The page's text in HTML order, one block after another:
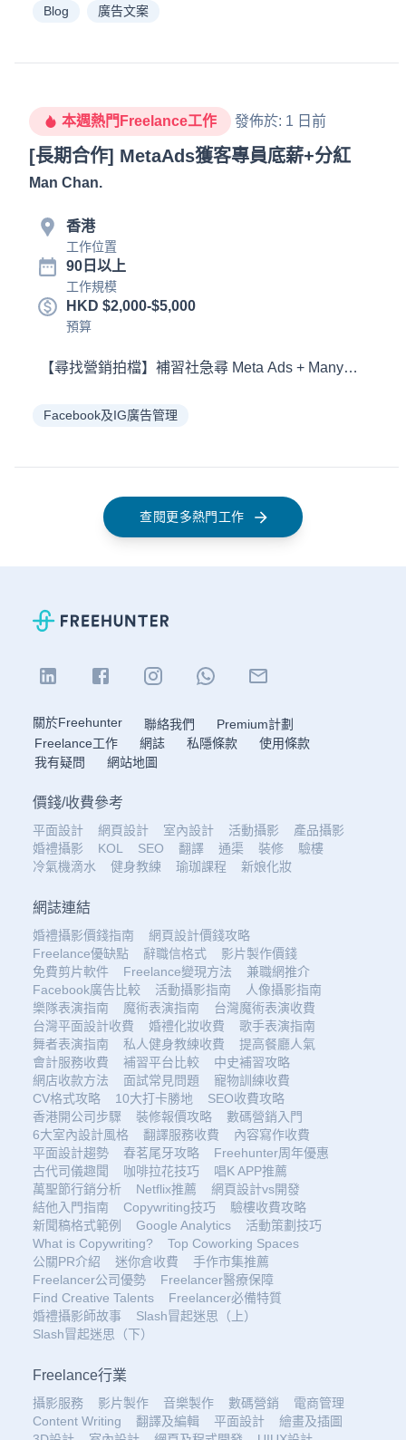
Blog 廣告文案
本週熱門Freelance工作 發佈於: 1 日前
[長期合作] MetaAds獲客專員底薪+分紅
Man Chan.
香港
工作位置
90日以上
工作規模
HKD $2,000-$5,000
預算
Facebook及IG廣告管理
查閱更多熱門工作
關於Freehunter 聯絡我們
Premium計劃
Freelance工作
網誌 私隱條款
使用條款
我有疑問
網站地圖
價錢/收費參考
平面設計 網頁設計 室內設計 活動攝影
產品攝影
婚禮攝影
KOL SEO 翻譯 通渠 裝修
驗樓
冷氣機滴水
健身教練 瑜珈課程 新娘化妝
網誌連結
婚禮攝影價錢指南
網頁設計價錢攻略
Freelance優缺點
辭職信格式
影片製作價錢
免費剪片軟件
Freelance變現方法
兼職網推介
Facebook廣告比較
活動攝影指南
人像攝影指南
樂隊表演指南
魔術表演指南
台灣魔術表演收費
台灣平面設計收費
婚禮化妝收費
歌手表演指南
舞者表演指南
私人健身教練收費
提高餐廳人氣
會計服務收費
補習平台比較
中史補習攻略
網店收款方法
面試常見問題
寵物訓練收費
CV格式攻略
10大打卡勝地
SEO收費攻略
香港開公司步驟
裝修報價攻略
數碼營銷入門
6大室內設計風格
翻譯服務收費
內容寫作收費
平面設計趨勢
春茗尾牙攻略
Freehunter周年優惠
古代司儀趣聞
咖啡拉花技巧
唱K APP推薦
萬聖節行銷分析
Netflix推薦
網頁設計vs開發
結他入門指南
Copywriting技巧
驗樓收費攻略
新聞稿格式範例
Google Analytics
活動策劃技巧
What is Copywriting?
Top Coworking Spaces
公關PR介紹
迷你倉收費
手作市集推薦
Freelancer公司優勢
Freelancer醫療保障
Find Creative Talents
Freelancer必備特質
婚禮攝影師故事
Slash冒起迷思（上）
Slash冒起迷思（下）
Freelance行業
攝影服務 影片製作 音樂製作 數碼營銷
電商管理
Content Writing
翻譯及編輯 平面設計
繪畫及插圖